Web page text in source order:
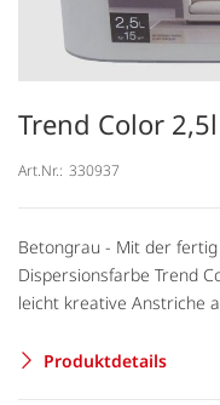
Trend Color 2,5l
Art.Nr.: 330937
Betongrau - Mit der
Dispersionsfarbe Trend
leicht kreative Anstriche
Produktdetails